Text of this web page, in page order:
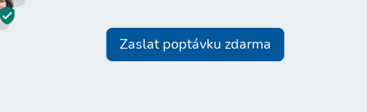
Zaslat poptávku zdarma